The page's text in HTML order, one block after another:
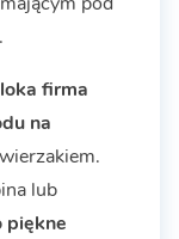
firma
na
lub
piękne